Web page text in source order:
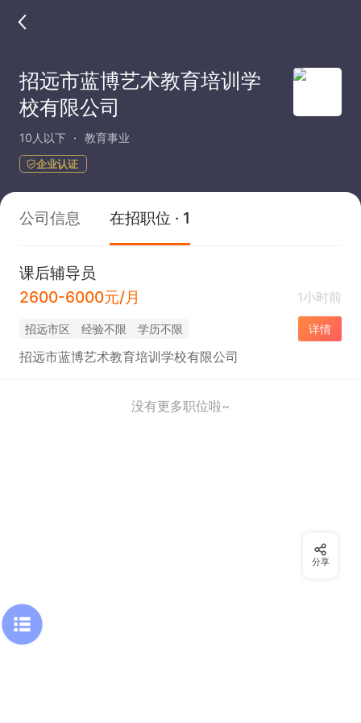
招远市蓝博艺术教育培训学
校有限公司
10人以下 教育事业
企业认证
公司信息 在招职位 · 1
课后辅导员
2600-6000元/月
1小时前
招远市区 经验不限 学历不限 详情
招远市蓝博艺术教育培训学校有限公司
没有更多职位啦~
分享